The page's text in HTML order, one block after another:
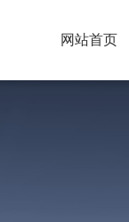
网站首页